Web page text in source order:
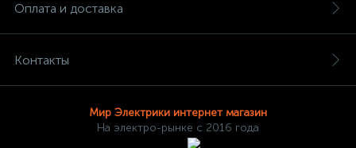
Оплата и доставка
Контакты
Мир Электрики интернет магазин
На электро-рынке с 2016 года